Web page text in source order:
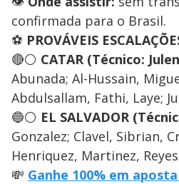
confirmada para o Brasil.
⚽ PROVÁVEIS
🔴⚪ CATAR (Técnico:
Abunada; Al-Hussain,
Abdulsallam, Fathi, Laye;
🔵⚪ EL SALVADOR
Gonzalez; Clavel, Sibrian,
Henriquez, Martinez,
💸 Ganhe 100% em